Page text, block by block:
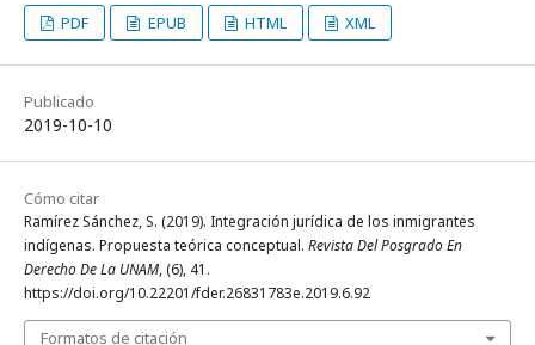
PDF EPUB HTML XML
Publicado
2019-10-10
Cómo citar
Ramírez Sánchez, S. (2019). Integración jurídica de los inmigrantes
indígenas. Propuesta teórica conceptual. Revista Del Posgrado En
Derecho De La UNAM, (6), 41.
https://doi.org/10.22201/fder.26831783e.2019.6.92
Formatos de citación